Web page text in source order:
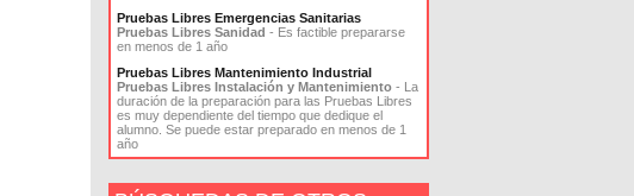
Pruebas Libres Emergencias Sanitarias
Pruebas Libres Sanidad - Es factible prepararse
en menos de 1 año
Pruebas Libres Mantenimiento Industrial
Pruebas Libres Instalación y Mantenimiento - La
duración de la preparación para las Pruebas Libres
es muy dependiente del tiempo que dedique el
alumno. Se puede estar preparado en menos de 1
año